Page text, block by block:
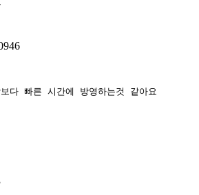
다 빠른 시간에 방영하는것 같아요